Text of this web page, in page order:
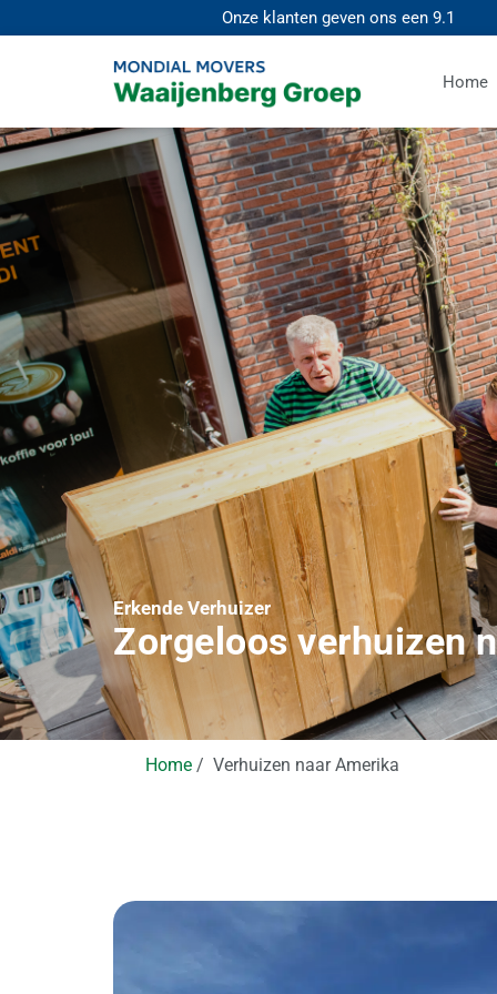
Onze klanten geven ons een9.1
Home
Erkende Verhuizer
Zorgeloos verhuizen
Home Verhuizen naar Amerika